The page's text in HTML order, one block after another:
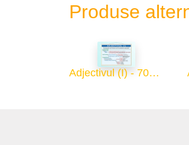
Produse
Adjectivul (I) - 70x100